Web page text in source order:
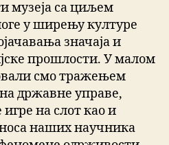
музеја са циљем
у ширењу културе
значаја и
прошлости. У малом
смо тражењем
државне управе,
игре на слот као и
наших научника